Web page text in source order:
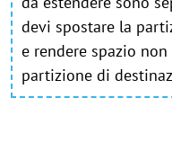
devi spostare la
e rendere spazio
partizione di